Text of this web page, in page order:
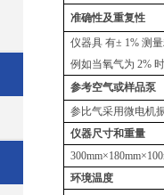
准确性及重复性
仪器具 有± 1% 测
例如当氧气为 2%
参考空气或样品泵
参比气采用微电机
仪器尺寸和重量
环境温度